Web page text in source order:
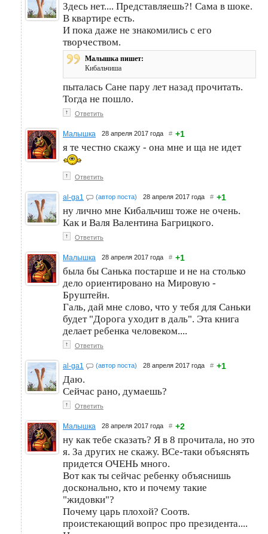
Здесь нет.... Представляешь?! Сама в шоке.
В квартире есть.
И пока даже не знакомились с его
творчеством.
Малышка пишет:
Кибальчиша
пыталась Сане пару лет назад прочитать.
Тогда не пошло.
↑ Ответить
Малышка 28 апреля 2017 года # +1
я те честно скажу - она мне и ща не идет
↑ Ответить
al-ga1 (автор поста) 28 апреля 2017 года # +1
ну лично мне Кибальчиш тоже не очень.
Как и Валя Валентина Багрицкого.
↑ Ответить
Малышка 28 апреля 2017 года # +1
была бы Санька постарше и не на столько
дело ориентировано на Мировую -
Бруштейн.
Галь, дай мне слово, что у тебя для Саньки
будет "Дорога уходит в даль". Эта книга
делает ребенка человеком....
↑ Ответить
al-ga1 (автор поста) 28 апреля 2017 года # +1
Даю.
Сейчас рано, думаешь?
↑ Ответить
Малышка 28 апреля 2017 года # +2
ну как тебе сказать? Я в 8 прочитала, но это
я. За других не скажу. ВСе-таки объяснять
придется ОЧЕНЬ много.
Вот как ты сейчас ребенку объяснишь
досконально, кто и почему такие
"жидовки"?
Почему царь плохой? Соотв.
проистекающий вопрос про президента....